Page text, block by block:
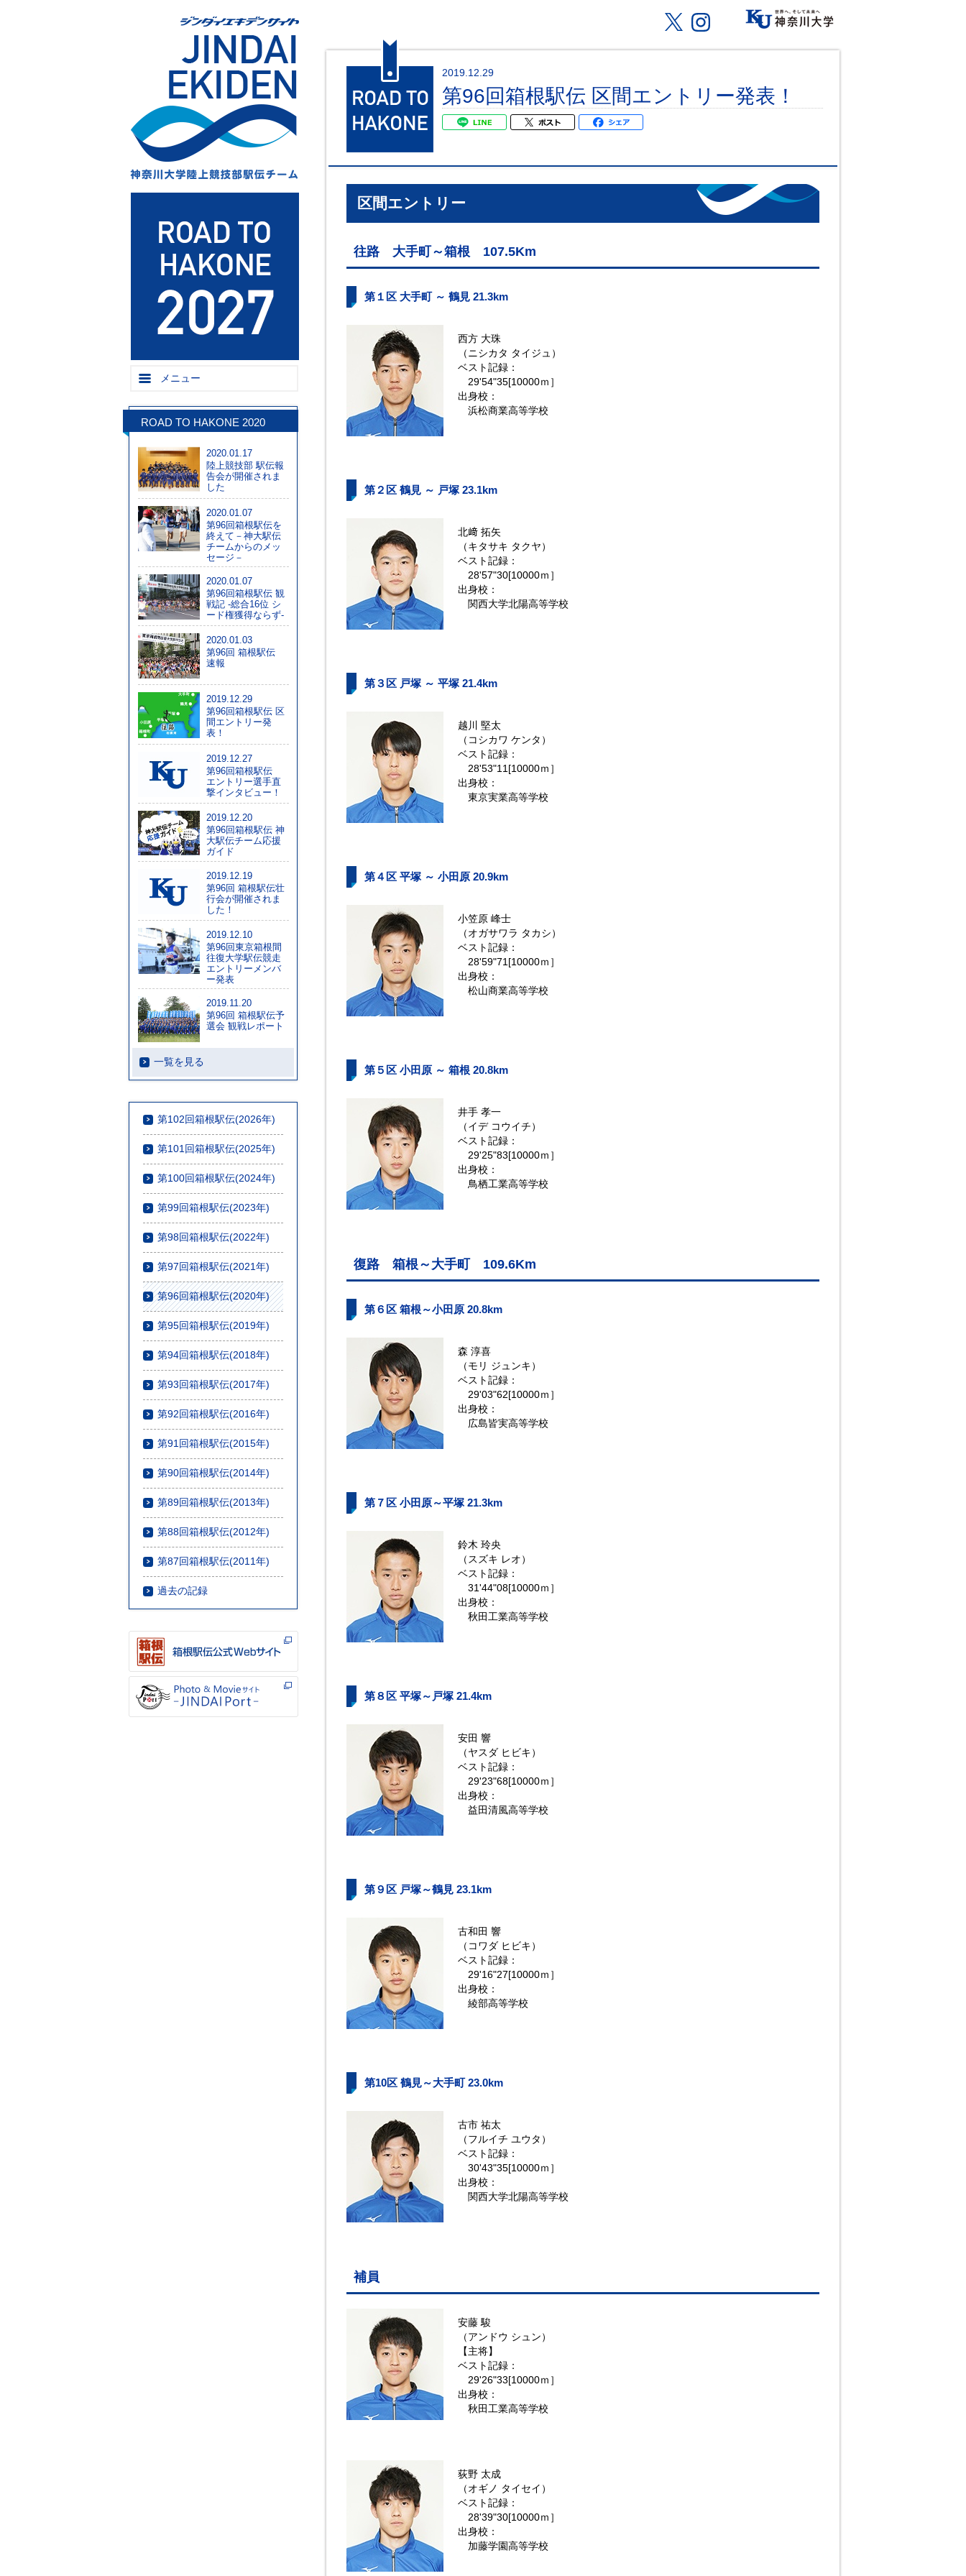
メニュー
ROAD TO HAKONE 2020
2020.01.17
陸上競技部 駅伝報
告会が開催されま
した
2020.01.07
第96回箱根駅伝を
終えて－神大駅伝
チームからのメッ
セージ－
2020.01.07
第96回箱根駅伝 観
戦記 -総合16位 シ
ード権獲得ならず-
2020.01.03
第96回 箱根駅伝
速報
2019.12.29
第96回箱根駅伝 区
間エントリー発
表！
2019.12.27
第96回箱根駅伝
エントリー選手直
撃インタビュー！
2019.12.20
第96回箱根駅伝 神
大駅伝チーム応援
ガイド
2019.12.19
第96回 箱根駅伝壮
行会が開催されま
した！
2019.12.10
第96回東京箱根間
往復大学駅伝競走
エントリーメンバ
ー発表
2019.11.20
第96回 箱根駅伝予
選会 観戦レポート
一覧を見る
第102回箱根駅伝(2026年)
第101回箱根駅伝(2025年)
第100回箱根駅伝(2024年)
第99回箱根駅伝(2023年)
第98回箱根駅伝(2022年)
第97回箱根駅伝(2021年)
第96回箱根駅伝(2020年)
第95回箱根駅伝(2019年)
第94回箱根駅伝(2018年)
第93回箱根駅伝(2017年)
第92回箱根駅伝(2016年)
第91回箱根駅伝(2015年)
第90回箱根駅伝(2014年)
第89回箱根駅伝(2013年)
第88回箱根駅伝(2012年)
第87回箱根駅伝(2011年)
過去の記録
2019.12.29
第96回箱根駅伝 区間エントリー発表！
区間エントリー
往路 大手町～箱根 107.5Km
第１区 大手町 ～ 鶴見 21.3km
西方 大珠
（ニシカタ タイジュ）
ベスト記録：
29'54"35[10000ｍ］
出身校：
浜松商業高等学校
第２区 鶴見 ～ 戸塚 23.1km
北﨑 拓矢
（キタサキ タクヤ）
ベスト記録：
28'57"30[10000ｍ］
出身校：
関西大学北陽高等学校
第３区 戸塚 ～ 平塚 21.4km
越川 堅太
（コシカワ ケンタ）
ベスト記録：
28'53"11[10000ｍ］
出身校：
東京実業高等学校
第４区 平塚 ～ 小田原 20.9km
小笠原 峰士
（オガサワラ タカシ）
ベスト記録：
28'59"71[10000ｍ］
出身校：
松山商業高等学校
第５区 小田原 ～ 箱根 20.8km
井手 孝一
（イデ コウイチ）
ベスト記録：
29'25"83[10000ｍ］
出身校：
鳥栖工業高等学校
復路 箱根～大手町 109.6Km
第６区 箱根～小田原 20.8km
森 淳喜
（モリ ジュンキ）
ベスト記録：
29'03"62[10000ｍ］
出身校：
広島皆実高等学校
第７区 小田原～平塚 21.3km
鈴木 玲央
（スズキ レオ）
ベスト記録：
31'44"08[10000ｍ］
出身校：
秋田工業高等学校
第８区 平塚～戸塚 21.4km
安田 響
（ヤスダ ヒビキ）
ベスト記録：
29'23"68[10000ｍ］
出身校：
益田清風高等学校
第９区 戸塚～鶴見 23.1km
古和田 響
（コワダ ヒビキ）
ベスト記録：
29'16"27[10000ｍ］
出身校：
綾部高等学校
第10区 鶴見～大手町 23.0km
古市 祐太
（フルイチ ユウタ）
ベスト記録：
30'43"35[10000ｍ］
出身校：
関西大学北陽高等学校
補員
安藤 駿
（アンドウ シュン）
【主将】
ベスト記録：
29'26"33[10000ｍ］
出身校：
秋田工業高等学校
荻野 太成
（オギノ タイセイ）
ベスト記録：
28'39"30[10000ｍ］
出身校：
加藤学園高等学校